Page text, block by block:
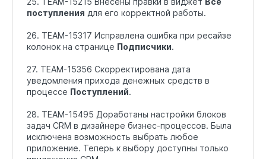
поступления для его корректной работы.
26. TEAM-15317 Исправлена ошибка при ресайзе
колонок на странице Подписчики.
27. TEAM-15356 Скорректирована дата
уведомления прихода денежных средств в
процессе Поступлений.
28. TEAM-15495 Доработаны настройки блоков
задач CRM в дизайнере бизнес-процессов. Была
исключена возможность выбрать любое
приложение. Теперь к выбору доступны только